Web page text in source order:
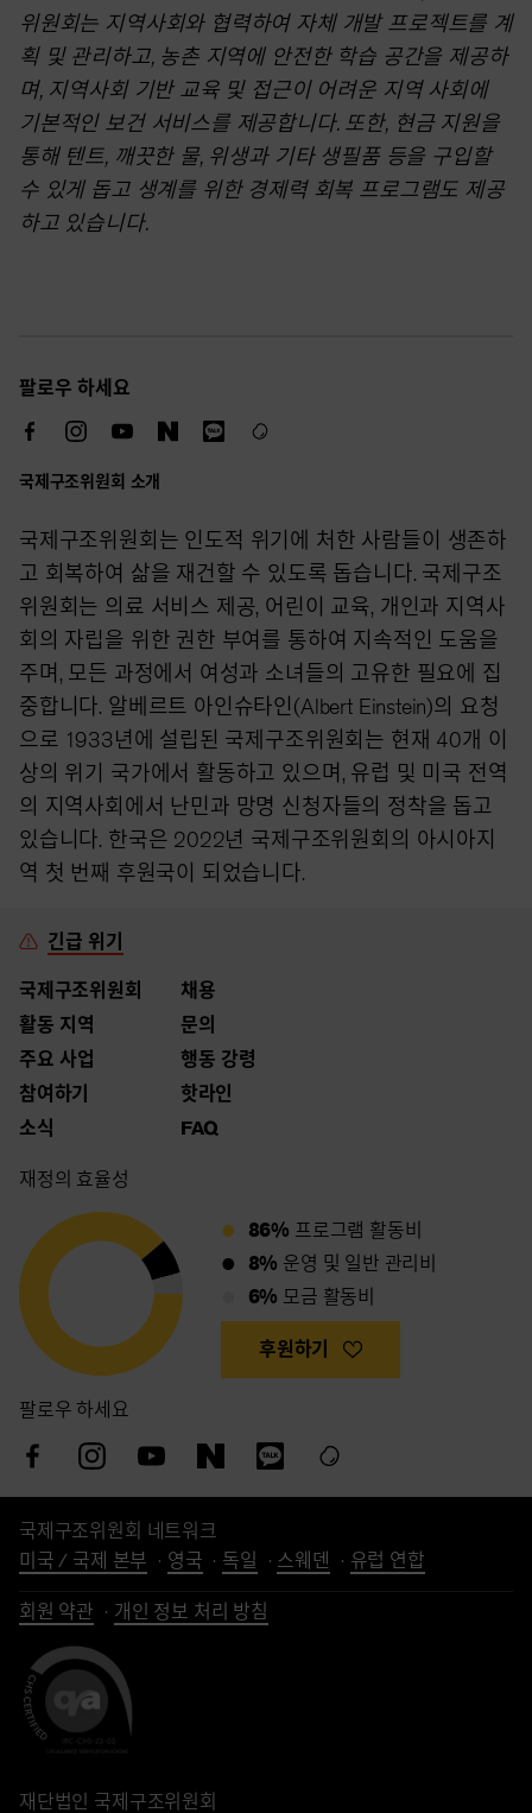
위원회는 지역사회와 협력하여 자체 개발 프로젝트를 계
획 및 관리하고, 농촌 지역에 안전한 학습 공간을 제공하
며, 지역사회 기반 교육 및 접근이 어려운 지역 사회에
기본적인 보건 서비스를 제공합니다. 또한, 현금 지원을
통해 텐트, 깨끗한 물, 위생과 기타 생필품 등을 구입할
수 있게 돕고 생계를 위한 경제력 회복 프로그램도 제공
하고 있습니다.
팔로우 하세요
국제구조위원회 소개
국제구조위원회는 인도적 위기에 처한 사람들이 생존하
고 회복하여 삶을 재건할 수 있도록 돕습니다. 국제구조
위원회는 의료 서비스 제공, 어린이 교육, 개인과 지역사
회의 자립을 위한 권한 부여를 통하여 지속적인 도움을
주며, 모든 과정에서 여성과 소녀들의 고유한 필요에 집
중합니다. 알베르트 아인슈타인(Albert Einstein)의 요청
으로 1933년에 설립된 국제구조위원회는 현재 40개 이
상의 위기 국가에서 활동하고 있으며, 유럽 및 미국 전역
의 지역사회에서 난민과 망명 신청자들의 정착을 돕고
있습니다. 한국은 2022년 국제구조위원회의 아시아지
역 첫 번째 후원국이 되었습니다.
긴급 위기
국제구조위원회
활동 지역
주요 사업
참여하기
소식
채용
문의
행동 강령
핫라인
FAQ
재정의 효율성
86% 프로그램 활동비
8% 운영 및 일반 관리비
6% 모금 활동비
후원하기
팔로우 하세요
국제구조위원회 네트워크
미국 / 국제 본부
영국 독일 스웨덴 유럽 연합
회원 약관 개인 정보 처리 방침
재단법인 국제구조위원회